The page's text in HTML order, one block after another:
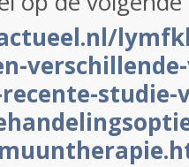
studie-